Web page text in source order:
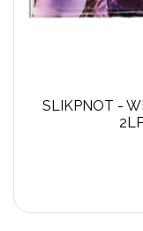
SLIKPNOT -